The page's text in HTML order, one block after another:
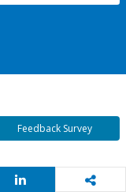
Feedback Survey